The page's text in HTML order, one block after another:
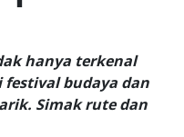
hanya terkenal
budaya dan
Simak rute dan